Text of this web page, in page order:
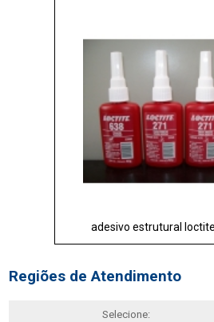
adesivo estrutural
Regiões de Atendimento
Selecione: